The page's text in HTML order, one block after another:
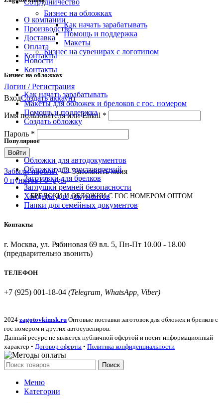
Сотрудничество
Бизнес на обложках
Как начать зарабатывать
Помощь и поддержка
Макеты
Бизнес на сувенирах с логотипом
Новости
Контакты
Логин / Регистрация
ВходСоздать аккаунт
Имя пользователя или Email *
Пароль *
Войти
Забыли пароль?
Запомнить меня
0 пунктов / 0руб.
БРЕЛОКИ И ОБЛОЖКИ С ГОС НОМЕРОМ ОПТОМ
О компании
Производство
Доставка
Оплата
Контакты
Бизнес на обложках
Как начать зарабатывать
Макеты для обложек и брелоков с гос. номером
Помощь и поддержка
Создать обложку
Популярное
Обложки для автодокументов
Обложки для удостоверений
Заготовки для брелков
Заглушки ремней безопасности
Холдеры для документов
Папки для семейных документов
Контакты
г. Москва, ул. Рябиновая 69 вл. 5, Пн-Пт 10.00 - 18.00
(предварительно звонить)
ТЕЛЕФОН
+7 (925) 001-18-04 (Telegram, WhatsApp, Viber)
2024 zagotovkimsk.ru Оптовые поставки заготовок для обложек и брелков с
гос номером и других автосувениров.
Данный ресурс не является публичной офертой и носит информационный
характер • Договор оферты • Политика конфиденциальности
Поиск
Меню
Категории